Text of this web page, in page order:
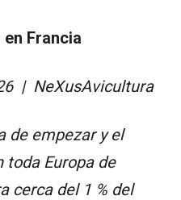
en Francia
| NeXusAvicultura
de empezar y el
toda Europa de
cerca del 1 % del